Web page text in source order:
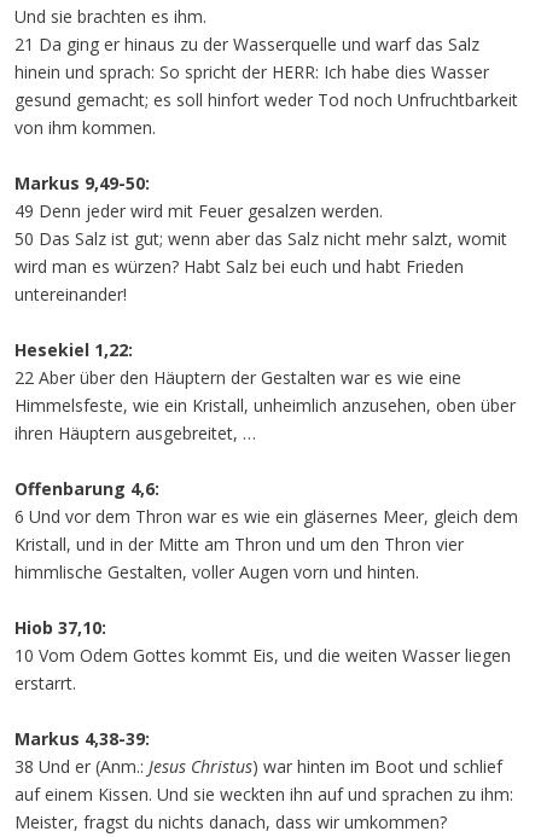
Und sie brachten es ihm.
21 Da ging er hinaus zu der Wasserquelle und warf das Salz
hinein und sprach: So spricht der HERR: Ich habe dies Wasser
gesund gemacht; es soll hinfort weder Tod noch Unfruchtbarkeit
von ihm kommen.
Markus 9,49-50:
49 Denn jeder wird mit Feuer gesalzen werden.
50 Das Salz ist gut; wenn aber das Salz nicht mehr salzt, womit
wird man es würzen? Habt Salz bei euch und habt Frieden
untereinander!
Hesekiel 1,22:
22 Aber über den Häuptern der Gestalten war es wie eine
Himmelsfeste, wie ein Kristall, unheimlich anzusehen, oben über
ihren Häuptern ausgebreitet, …
Offenbarung 4,6:
6 Und vor dem Thron war es wie ein gläsernes Meer, gleich dem
Kristall, und in der Mitte am Thron und um den Thron vier
himmlische Gestalten, voller Augen vorn und hinten.
Hiob 37,10:
10 Vom Odem Gottes kommt Eis, und die weiten Wasser liegen
erstarrt.
Markus 4,38-39:
38 Und er (Anm.: Jesus Christus) war hinten im Boot und schlief
auf einem Kissen. Und sie weckten ihn auf und sprachen zu ihm:
Meister, fragst du nichts danach, dass wir umkommen?